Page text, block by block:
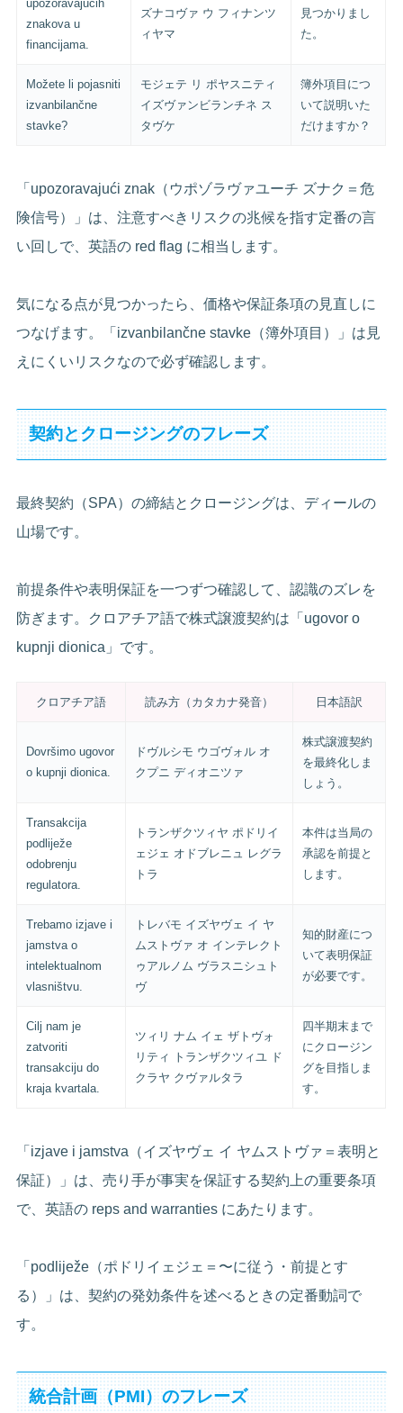
upozoravajućih
znakova u
financijama.
ズナコヴァ ウ フィナンツ
ィヤマ
見つかりまし
た。
Možete li pojasniti
izvanbilančne
stavke?
モジェテ リ ポヤスニティ
イズヴァンビランチネ ス
タヴケ
簿外項目につ
いて説明いた
だけますか？
「upozoravajući znak（ウポゾラヴァユーチ ズナク＝危
険信号）」は、注意すべきリスクの兆候を指す定番の言
い回しで、英語の red flag に相当します。
気になる点が見つかったら、価格や保証条項の見直しに
つなげます。「izvanbilančne stavke（簿外項目）」は見
えにくいリスクなので必ず確認します。
契約とクロージングのフレーズ
最終契約（SPA）の締結とクロージングは、ディールの
山場です。
前提条件や表明保証を一つずつ確認して、認識のズレを
防ぎます。クロアチア語で株式譲渡契約は「ugovor o
kupnji dionica」です。
クロアチア語 読み方（カタカナ発音） 日本語訳
Dovršimo ugovor
o kupnji dionica.
ドヴルシモ ウゴヴォル オ
クプニ ディオニツァ
株式譲渡契約
を最終化しま
しょう。
Transakcija
podliježe
odobrenju
regulatora.
トランザクツィヤ ポドリイ
ェジェ オドブレニュ レグラ
トラ
本件は当局の
承認を前提と
します。
Trebamo izjave i
jamstva o
intelektualnom
vlasništvu.
トレバモ イズヤヴェ イ ヤ
ムストヴァ オ インテレクト
ゥアルノム ヴラスニシュト
ヴ
知的財産につ
いて表明保証
が必要です。
Cilj nam je
zatvoriti
transakciju do
kraja kvartala.
ツィリ ナム イェ ザトヴォ
リティ トランザクツィユ ド
クラヤ クヴァルタラ
四半期末まで
にクロージン
グを目指しま
す。
「izjave i jamstva（イズヤヴェ イ ヤムストヴァ＝表明と
保証）」は、売り手が事実を保証する契約上の重要条項
で、英語の reps and warranties にあたります。
「podliježe（ポドリイェジェ＝〜に従う・前提とす
る）」は、契約の発効条件を述べるときの定番動詞で
す。
統合計画（PMI）のフレーズ